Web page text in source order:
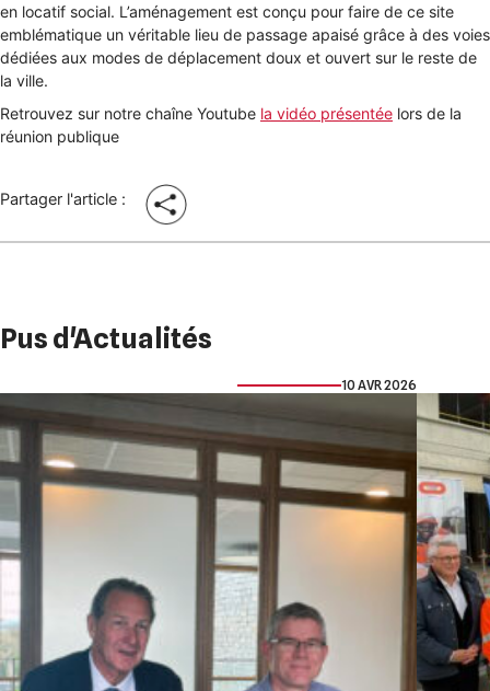
en locatif social. L’aménagement est conçu pour faire de ce site
emblématique un véritable lieu de passage apaisé grâce à des voies
dédiées aux modes de déplacement doux et ouvert sur le reste de
la ville.
Retrouvez sur notre chaîne Youtube la vidéo présentée lors de la
réunion publique
Partager l'article :
Pus d'Actualités
10 AVR 2026